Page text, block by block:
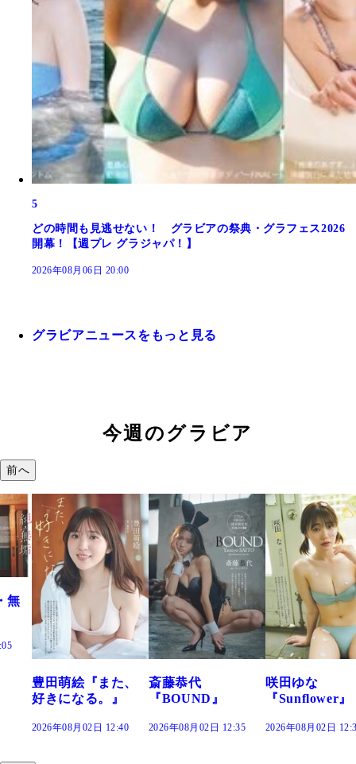
5
どの時間も見逃せない！ グラビアの祭典・グラフェス2026
開幕！【週プレ グラジャパ！】
2026年08月06日 20:00
グラビアニュースをもっと見る
今週のグラビア
前へ
斎藤恭代
『BOUND』
2026年08月02日 12:35
咲田ゆな
『Sunflower』
2026年08月02日 12:30
藤水咲桜『花
だまり』
2026年08月02日